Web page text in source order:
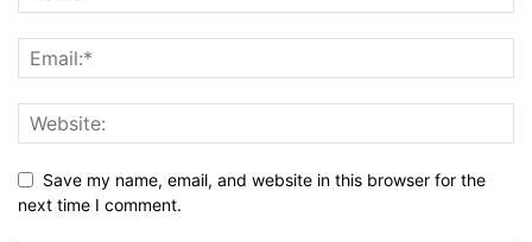
Save my name, email, and website in this browser for the
next time I comment.